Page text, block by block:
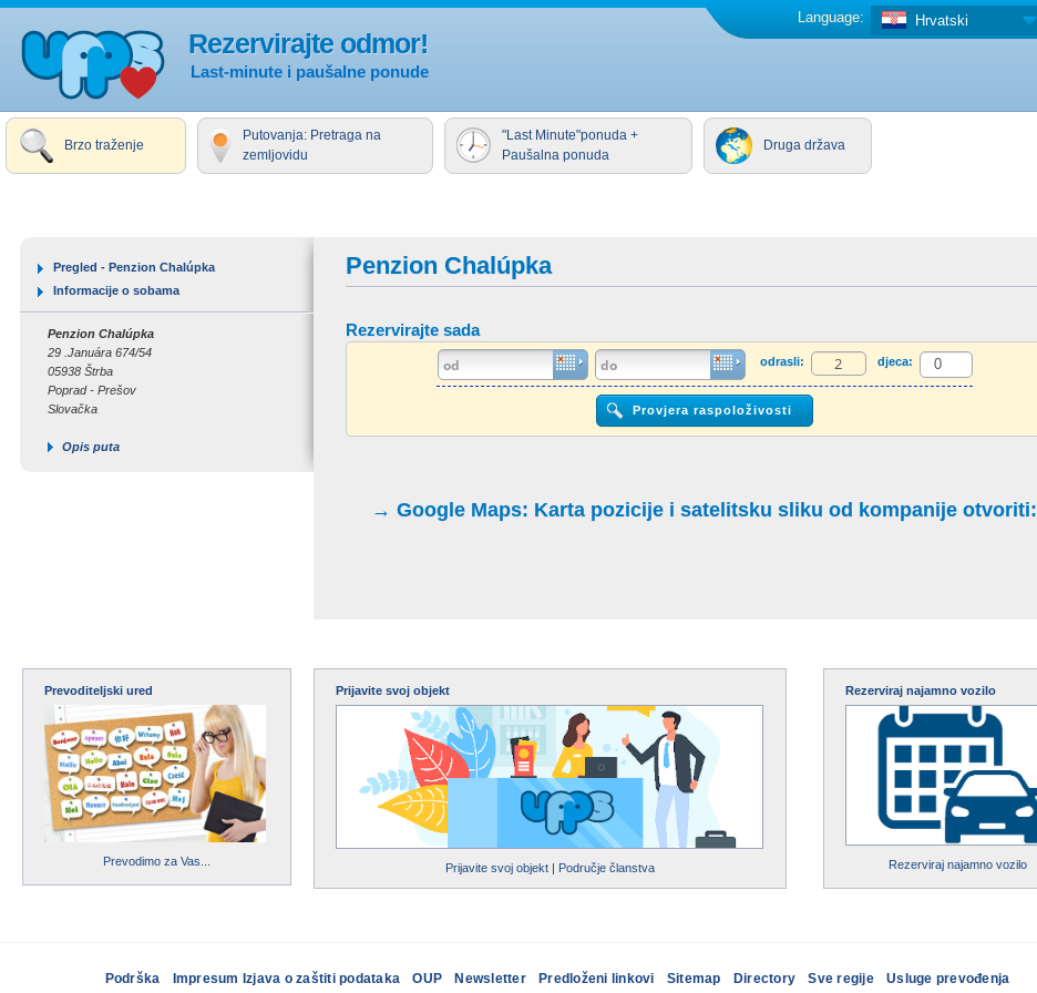
Rezervirajte odmor!
Last-minute i paušalne ponude
Hrvatski
Language:
Brzo traženje
Putovanja: Pretraga na
zemljovidu
"Last Minute"ponuda +
Paušalna ponuda
Druga država
Penzion Chalúpka
Rezervirajte sada
odrasli: djeca:
→ Google Maps: Karta pozicije i satelitsku sliku od kompanije otvoriti:
Pregled - Penzion Chalúpka
Informacije o sobama
Penzion Chalúpka
29 .Januára 674/54
05938 Štrba
Poprad - Prešov
Slovačka
Opis puta
Prevoditeljski ured
Prevodimo za Vas...
Prijavite svoj objekt
Prijavite svoj objekt| Područje članstva
Rezerviraj najamno vozilo
Rezerviraj najamno vozilo
Podrška Impresum Izjava o zaštiti podataka OUP Newsletter Predloženi linkovi Sitemap Directory Sve regije Usluge prevođenja